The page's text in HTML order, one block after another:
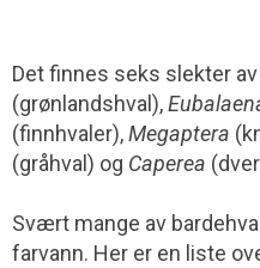
Det finnes seks slekter
(grønlandshval),
(finnhvaler),Megaptera
(gråhval) og Caperea
Svært mange av
farvann. Her er en liste